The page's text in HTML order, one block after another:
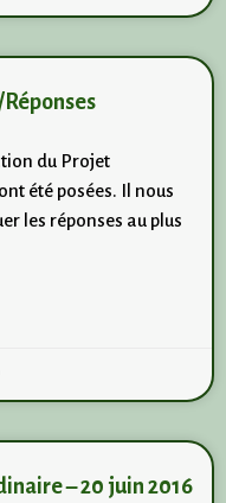
du Projet
été posées. Il nous
les réponses au plus
– 20 juin 2016